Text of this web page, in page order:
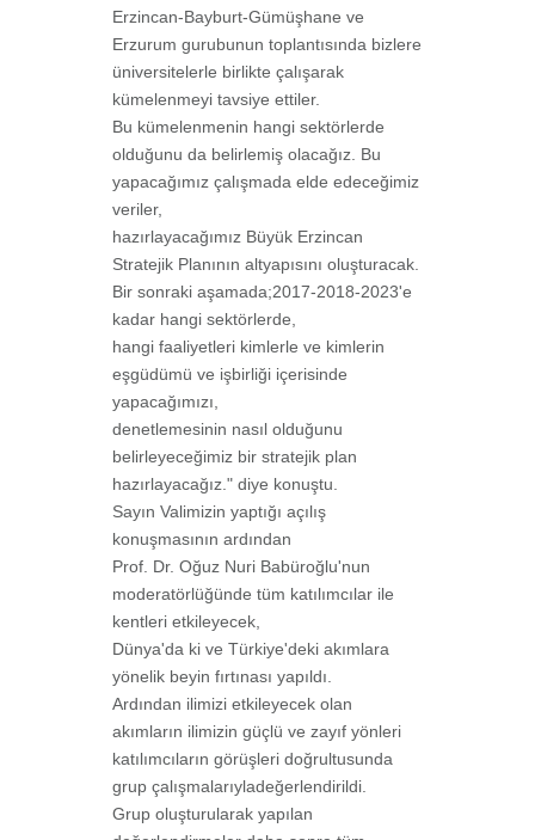
Erzincan-Bayburt-Gümüşhane ve
Erzurum gurubunun toplantısında bizlere
üniversitelerle birlikte çalışarak
kümelenmeyi tavsiye ettiler.
Bu kümelenmenin hangi sektörlerde
olduğunu da belirlemiş olacağız. Bu
yapacağımız çalışmada elde edeceğimiz
veriler,
hazırlayacağımız Büyük Erzincan
Stratejik Planının altyapısını oluşturacak.
Bir sonraki aşamada;2017-2018-2023'e
kadar hangi sektörlerde,
hangi faaliyetleri kimlerle ve kimlerin
eşgüdümü ve işbirliği içerisinde
yapacağımızı,
denetlemesinin nasıl olduğunu
belirleyeceğimiz bir stratejik plan
hazırlayacağız." diye konuştu.
Sayın Valimizin yaptığı açılış
konuşmasının ardından
Prof. Dr. Oğuz Nuri Babüroğlu'nun
moderatörlüğünde tüm katılımcılar ile
kentleri etkileyecek,
Dünya'da ki ve Türkiye'deki akımlara
yönelik beyin fırtınası yapıldı.
Ardından ilimizi etkileyecek olan
akımların ilimizin güçlü ve zayıf yönleri
katılımcıların görüşleri doğrultusunda
grup çalışmalarıyladeğerlendirildi.
Grup oluşturularak yapılan